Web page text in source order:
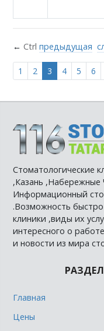
← Ctrl предыдущая
1 2 3 4 5 6
Стоматологические
,Казань ,Набережные
Информационный
.Возможность быстро
клиники ,виды их
интересного о
и новости из мира
Главная
Цены